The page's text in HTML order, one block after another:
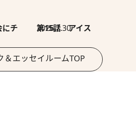
2026.7.30
第15話 アイス
＆エッセイルームTOP